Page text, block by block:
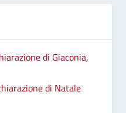
di Giaconia,
di Natale